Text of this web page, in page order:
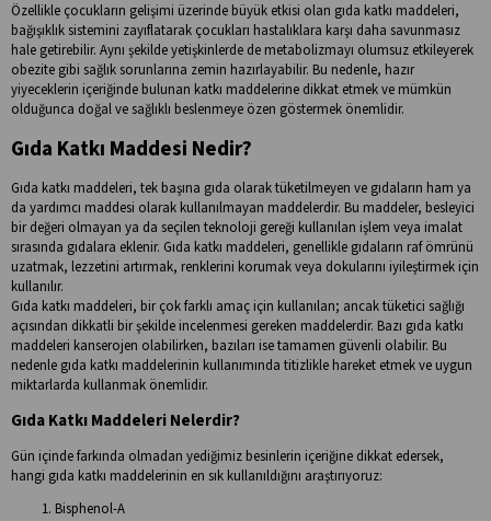
Özellikle çocukların gelişimi üzerinde büyük etkisi olan gıda katkı maddeleri,
bağışıklık sistemini zayıflatarak çocukları hastalıklara karşı daha savunmasız
hale getirebilir. Aynı şekilde yetişkinlerde de metabolizmayı olumsuz etkileyerek
obezite gibi sağlık sorunlarına zemin hazırlayabilir. Bu nedenle, hazır
yiyeceklerin içeriğinde bulunan katkı maddelerine dikkat etmek ve mümkün
olduğunca doğal ve sağlıklı beslenmeye özen göstermek önemlidir.
Gıda Katkı Maddesi Nedir?
Gıda katkı maddeleri, tek başına gıda olarak tüketilmeyen ve gıdaların ham ya
da yardımcı maddesi olarak kullanılmayan maddelerdir. Bu maddeler, besleyici
bir değeri olmayan ya da seçilen teknoloji gereği kullanılan işlem veya imalat
sırasında gıdalara eklenir. Gıda katkı maddeleri, genellikle gıdaların raf ömrünü
uzatmak, lezzetini artırmak, renklerini korumak veya dokularını iyileştirmek için
kullanılır.
Gıda katkı maddeleri, bir çok farklı amaç için kullanılan; ancak tüketici sağlığı
açısından dikkatli bir şekilde incelenmesi gereken maddelerdir. Bazı gıda katkı
maddeleri kanserojen olabilirken, bazıları ise tamamen güvenli olabilir. Bu
nedenle gıda katkı maddelerinin kullanımında titizlikle hareket etmek ve uygun
miktarlarda kullanmak önemlidir.
Gıda Katkı Maddeleri Nelerdir?
Gün içinde farkında olmadan yediğimiz besinlerin içeriğine dikkat edersek,
hangi gıda katkı maddelerinin en sık kullanıldığını araştırıyoruz:
Bisphenol-A